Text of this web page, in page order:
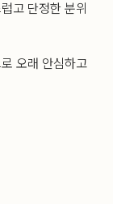
고 단정한 분위
오래 안심하고